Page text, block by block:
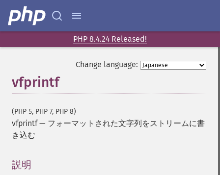
PHP 8.4.24 Released!
Change language:
vfprintf
(PHP 5, PHP 7, PHP 8)
vfprintf— フォーマットされた文字列をストリームに書
き込む
説明